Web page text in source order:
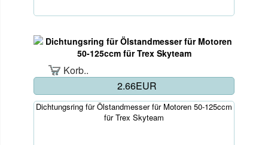
Korb..
2.66EUR
Dichtungsring für Ölstandmesser für Motoren 50-125ccm
für Trex Skyteam